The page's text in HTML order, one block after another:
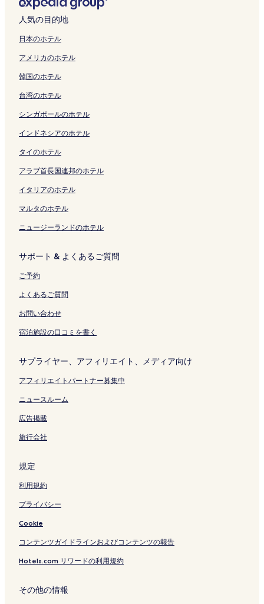
人気の目的地
日本のホテル
アメリカのホテル
韓国のホテル
台湾のホテル
シンガポールのホテル
インドネシアのホテル
タイのホテル
アラブ首長国連邦のホテル
イタリアのホテル
マルタのホテル
ニュージーランドのホテル
サポート & よくあるご質問
ご予約
よくあるご質問
お問い合わせ
宿泊施設の口コミを書く
サプライヤー、アフィリエイト、メディア向け
アフィリエイトパートナー募集中
ニュースルーム
広告掲載
旅行会社
規定
利用規約
プライバシー
Cookie
コンテンツガイドラインおよびコンテンツの報告
Hotels.com リワードの利用規約
その他の情報